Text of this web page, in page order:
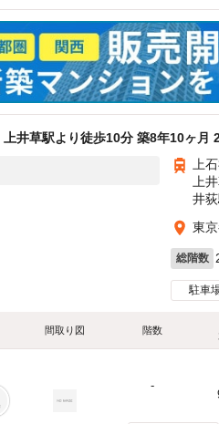
上井草駅より徒歩10分 築8年10ヶ月
上
上
井
東
総階数
駐車
間取り図 階数
-